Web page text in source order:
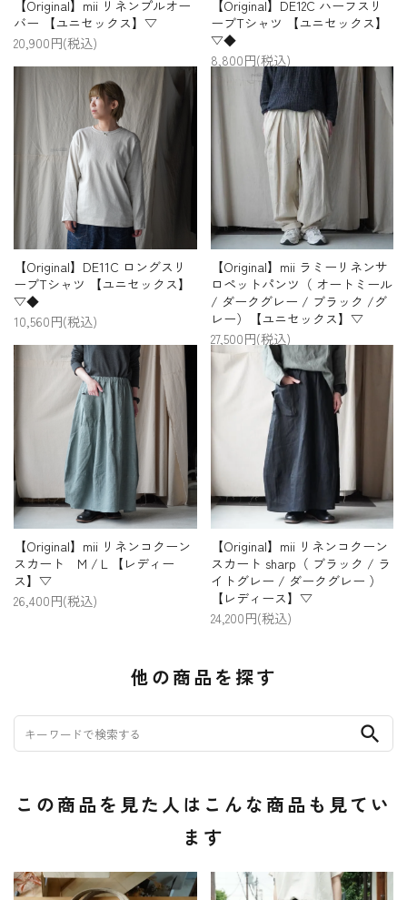
【Original】mii リネンプルオー
バー 【ユニセックス】▽
20,900円(税込)
【Original】DE12C ハーフスリ
ーブTシャツ 【ユニセックス】
▽◆
8,800円(税込)
【Original】DE11C ロングスリ
ーブTシャツ 【ユニセックス】
▽◆
10,560円(税込)
【Original】mii ラミーリネンサ
ロペットパンツ（ オートミール
/ ダークグレー / ブラック /グ
レー）【ユニセックス】▽
27,500円(税込)
【Original】mii リネンコクーン
スカート M /Ｌ【レディー
ス】▽
26,400円(税込)
【Original】mii リネンコクーン
スカート sharp（ ブラック / ラ
イトグレー / ダークグレー ）
【レディース】▽
24,200円(税込)
他の商品を探す
search
この商品を見た人はこんな商品も見てい
ます